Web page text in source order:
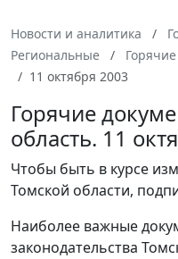
Новости и аналитика
Региональные
11 октября 2003
Горячие
область. 11
Чтобы быть в курсе
Томской области,
Наиболее важные
законодательства